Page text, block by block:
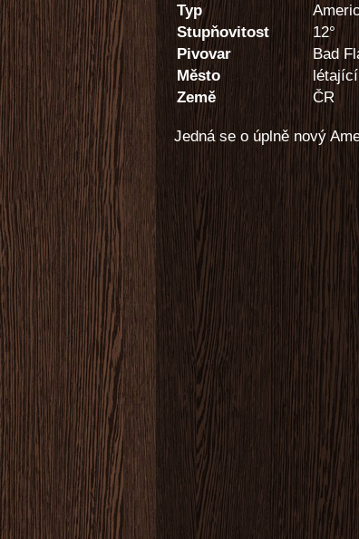
Typ
Stupňovitost
12°
Pivovar
Bad
Město
Země
ČR
Jedná se o úplně nový